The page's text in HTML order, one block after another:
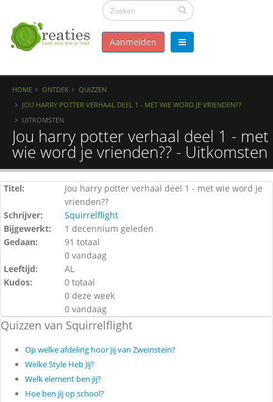
Aanmelden
HOME ONTDEK
QUIZZEN
JOU HARRY POTTER VERHAAL DEEL 1 - MET WIE WORD JE VRIENDEN??
UITKOMSTEN
Jou harry potter verhaal deel 1 - met
wie word je vrienden?? - Uitkomsten
Titel:
Jou harry potter verhaal deel 1 - met wie word je
vrienden??
Schrijver:
Squirrelflight
Bijgewerkt:
1 decennium geleden
Gedaan:
91 totaal
0 vandaag
Leeftijd:
AL
Kudos:
0 totaal
0 deze week
0 vandaag
Quizzen van Squirrelflight
Op welke afdeling hoor jij van Zweinstein?
Welke Style Heb Jij?
Welk element ben jij?
Hoe ben jij op school?